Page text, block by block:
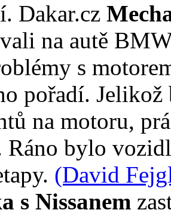
Dakar.cz
na autě
s
pořadí.
na motoru,
Ráno bylo
(David
s Nissanem